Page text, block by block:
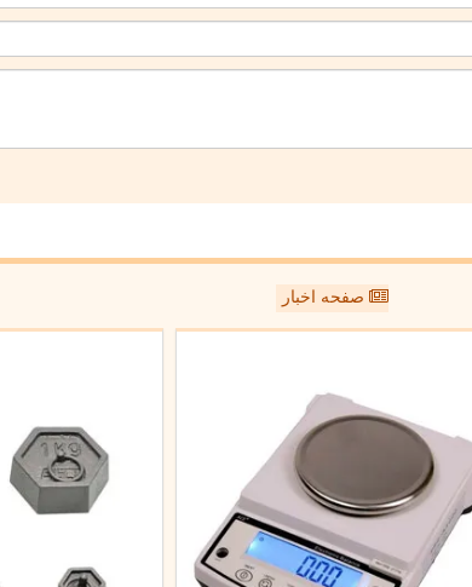
صفحه اخبار